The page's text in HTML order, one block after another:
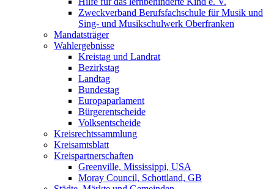
Zweckverband Berufsfachschule für Musik und
Sing- und Musikschulwerk Oberfranken
Mandatsträger
Wahlergebnisse
Kreistag und Landrat
Bezirkstag
Landtag
Bundestag
Europaparlament
Bürgerentscheide
Volksentscheide
Kreisrechtssammlung
Kreisamtsblatt
Kreispartnerschaften
Greenville, Mississippi, USA
Moray Council, Schottland, GB